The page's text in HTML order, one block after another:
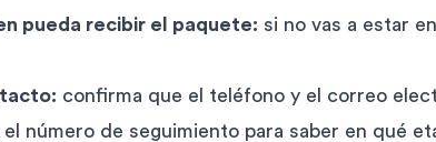
pueda recibir el paquete: si no vas a estar
confirma que el teléfono y el correo
el número de seguimiento para saber en qué